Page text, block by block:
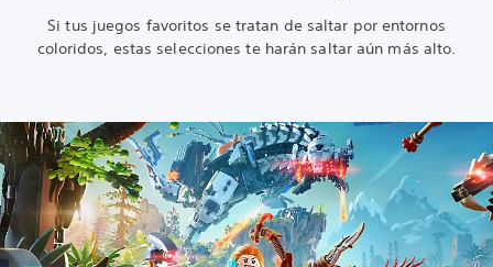
Si tus juegos favoritos se tratan de saltar por entornos
coloridos, estas selecciones te harán saltar aún más alto.